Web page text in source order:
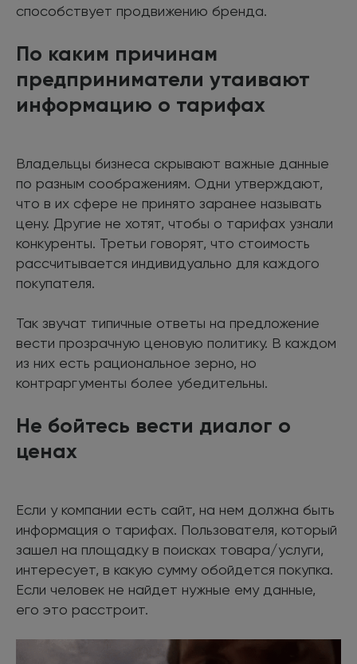
способствует продвижению бренда.
По каким причинам
предприниматели утаивают
информацию о тарифах
Владельцы бизнеса скрывают важные данные
по разным соображениям. Одни утверждают,
что в их сфере не принято заранее называть
цену. Другие не хотят, чтобы о тарифах узнали
конкуренты. Третьи говорят, что стоимость
рассчитывается индивидуально для каждого
покупателя.
Так звучат типичные ответы на предложение
вести прозрачную ценовую политику. В каждом
из них есть рациональное зерно, но
контраргументы более убедительны.
Не бойтесь вести диалог о
ценах
Если у компании есть сайт, на нем должна быть
информация о тарифах. Пользователя, который
зашел на площадку в поисках товара/услуги,
интересует, в какую сумму обойдется покупка.
Если человек не найдет нужные ему данные,
его это расстроит.